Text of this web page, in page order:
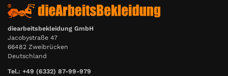
diearbeitsbekleidung GmbH
Jacobystraße 47
66482 Zweibrücken
Deutschland
Tel.: +49 (6332) 87-99-979